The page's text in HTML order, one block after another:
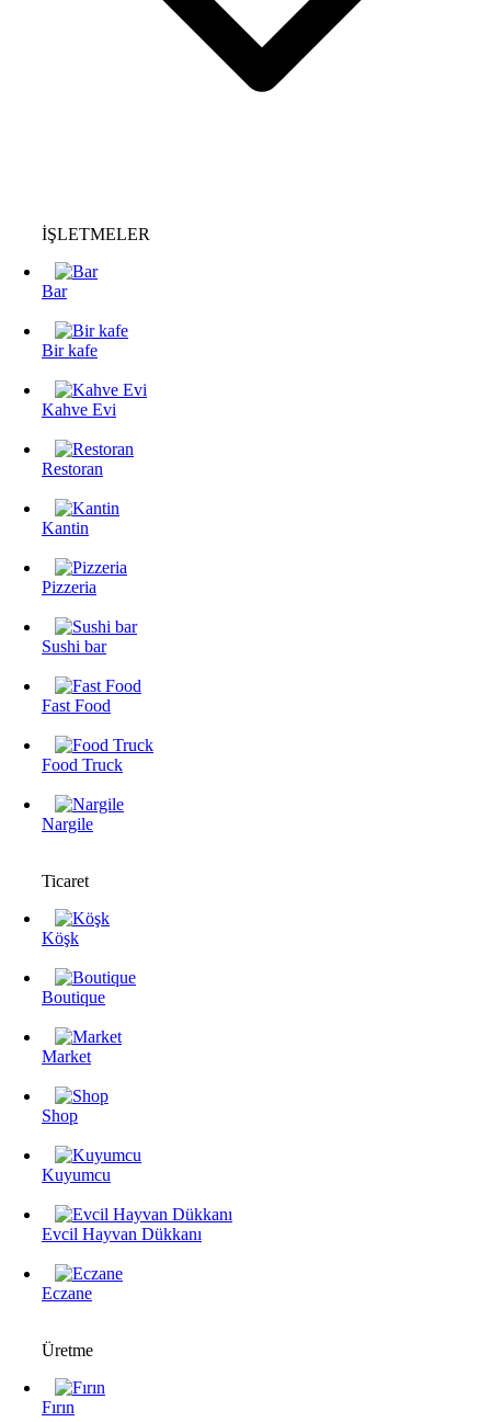
İŞLETMELER
Bar
Bir kafe
Kahve Evi
Restoran
Kantin
Pizzeria
Sushi bar
Fast Food
Food Truck
Nargile
Ticaret
Köşk
Boutique
Market
Shop
Kuyumcu
Evcil Hayvan Dükkanı
Eczane
Üretme
Fırın